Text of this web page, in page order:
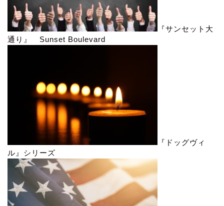
『サンセット大
通り』 Sunset Boulevard
『ドッグヴィ
ル』シリーズ